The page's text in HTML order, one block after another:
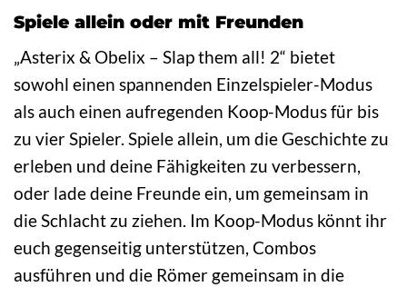
Spiele allein oder mit Freunden
„Asterix & Obelix – Slap them all! 2“ bietet
sowohl einen spannenden Einzelspieler-Modus
als auch einen aufregenden Koop-Modus für bis
zu vier Spieler. Spiele allein, um die Geschichte zu
erleben und deine Fähigkeiten zu verbessern,
oder lade deine Freunde ein, um gemeinsam in
die Schlacht zu ziehen. Im Koop-Modus könnt ihr
euch gegenseitig unterstützen, Combos
ausführen und die Römer gemeinsam in die